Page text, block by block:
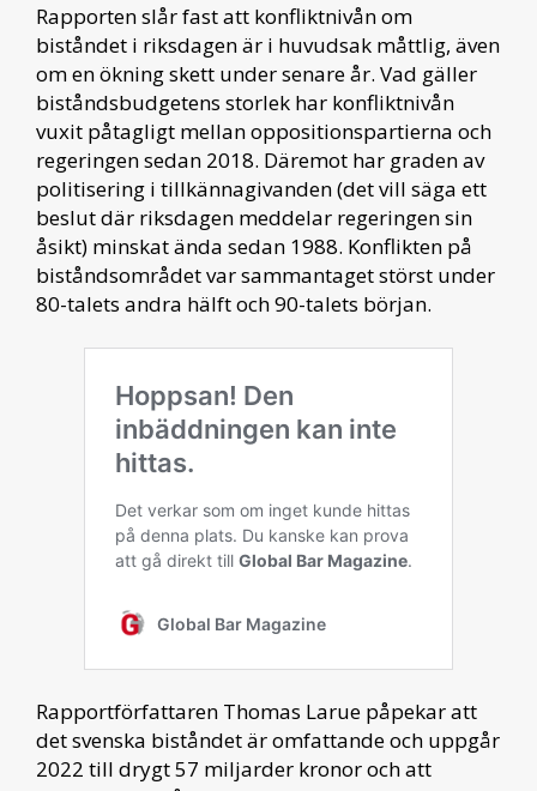
Rapporten slår fast att konfliktnivån om
biståndet i riksdagen är i huvudsak måttlig, även
om en ökning skett under senare år. Vad gäller
biståndsbudgetens storlek har konfliktnivån
vuxit påtagligt mellan oppositionspartierna och
regeringen sedan 2018. Däremot har graden av
politisering i tillkännagivanden (det vill säga ett
beslut där riksdagen meddelar regeringen sin
åsikt) minskat ända sedan 1988. Konflikten på
biståndsområdet var sammantaget störst under
80-talets andra hälft och 90-talets början.
Rapportförfattaren Thomas Larue påpekar att
det svenska biståndet är omfattande och uppgår
2022 till drygt 57 miljarder kronor och att